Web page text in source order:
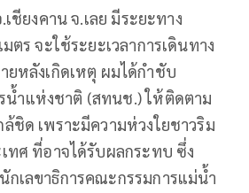
ชียงคาน จ.เลย มีระยะทาง
ตร จะใช้ระยะเวลาการเดินทาง
ยหลังเกิดเหตุ ผมได้กำชับ
น้ำแห่งชาติ (สทนช.) ให้ติดตาม
ชิด เพราะมีความห่วงใยชาวริม
ทศ ที่อาจได้รับผลกระทบ ซึ่ง
เลขาธิการคณะกรรมการแม่น้ำ